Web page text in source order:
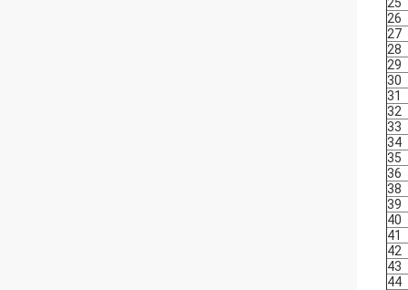
26
27
28
29
30
31
32
33
34
35
36
38
39
40
41
42
43
44